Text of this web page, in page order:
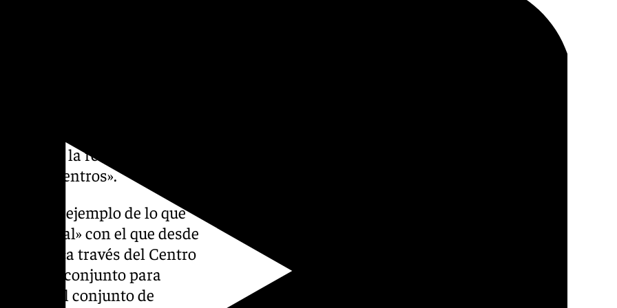
sostenible facilitando
a la tecnología».
How’ y la red de contactos
ambos centros».
es un ejemplo de lo que
digital» con el que desde
«a través del Centro
trabajo conjunto para
para el conjunto de